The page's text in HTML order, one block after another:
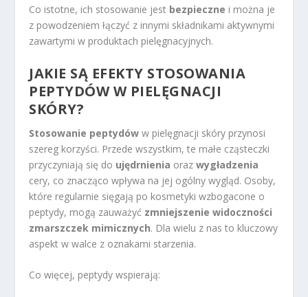
Co istotne, ich stosowanie jest bezpieczne i można je
z powodzeniem łączyć z innymi składnikami aktywnymi
zawartymi w produktach pielęgnacyjnych.
JAKIE SĄ EFEKTY STOSOWANIA
PEPTYDÓW W PIELĘGNACJI
SKÓRY?
Stosowanie peptydów w pielęgnacji skóry przynosi
szereg korzyści. Przede wszystkim, te małe cząsteczki
przyczyniają się do ujędrnienia orazwygładzenia
cery, co znacząco wpływa na jej ogólny wygląd. Osoby,
które regularnie sięgają po kosmetyki wzbogacone o
peptydy, mogą zauważyć zmniejszenie widoczności
zmarszczek mimicznych. Dla wielu z nas to kluczowy
aspekt w walce z oznakami starzenia.
Co więcej, peptydy wspierają: